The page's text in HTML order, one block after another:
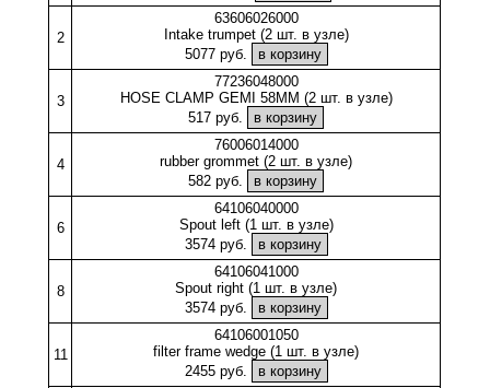
2
63606026000
Intake trumpet (2 шт. в узле)
5077 руб.
3
77236048000
HOSE CLAMP GEMI 58MM (2 шт. в узле)
517 руб.
4
76006014000
rubber grommet (2 шт. в узле)
582 руб.
6
64106040000
Spout left (1 шт. в узле)
3574 руб.
8
64106041000
Spout right (1 шт. в узле)
3574 руб.
11
64106001050
filter frame wedge (1 шт. в узле)
2455 руб.